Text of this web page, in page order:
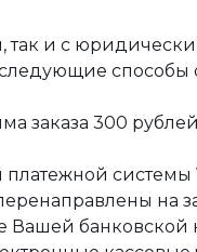
так и с
способы
заказа 300
системы
Вашей банковской